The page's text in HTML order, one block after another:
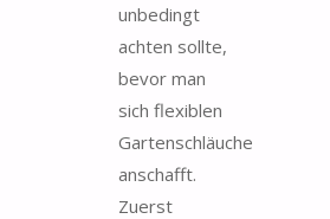
unbedingt
achten sollte,
bevor man
sich flexiblen
Gartenschläuche
anschafft.
Zuerst